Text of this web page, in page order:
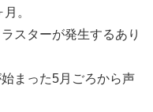
。
スターが発生するあり
まった5月ごろから声